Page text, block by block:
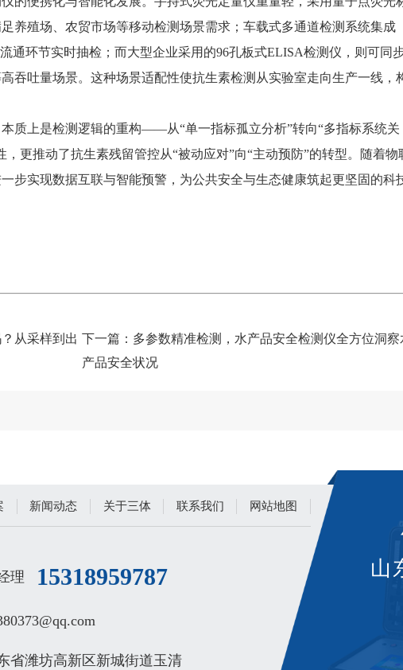
养殖场、农贸市场等移动检测场景需求；车载式多通道检测系统集成
通环节实时抽检；而大型企业采用的96孔板式ELISA检测仪，则可同
吞吐量场景。这种场景适配性使抗生素检测从实验室走向生产一线，
质上是检测逻辑的重构——从“单一指标孤立分析”转向“多指标系统关
更推动了抗生素残留管控从“被动应对”向“主动预防”的转型。随着物
步实现数据互联与智能预警，为公共安全与生态健康筑起更坚固的科
从采样到出 下一篇： 多参数精准检测，水产品安全检测仪全方位洞察
产品安全状况
新闻动态 关于三体 联系我们 网站地图
理 15318959787
省潍坊高新区新城街道玉清
山